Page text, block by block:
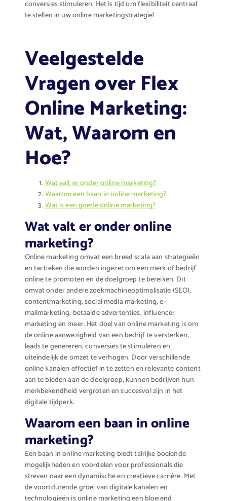
conversies stimuleren. Het is tijd om flexibiliteit centraal
te stellen in uw online marketingstrategie!
Veelgestelde
Vragen over Flex
Online Marketing:
Wat, Waarom en
Hoe?
Wat valt er onder online marketing?
Waarom een baan in online marketing?
Wat is een goede online marketing?
Wat valt er onder online
marketing?
Online marketing omvat een breed scala aan strategieën
en tactieken die worden ingezet om een merk of bedrijf
online te promoten en de doelgroep te bereiken. Dit
omvat onder andere zoekmachineoptimalisatie (SEO),
contentmarketing, social media marketing, e-
mailmarketing, betaalde advertenties, influencer
marketing en meer. Het doel van online marketing is om
de online aanwezigheid van een bedrijf te versterken,
leads te genereren, conversies te stimuleren en
uiteindelijk de omzet te verhogen. Door verschillende
online kanalen effectief in te zetten en relevante content
aan te bieden aan de doelgroep, kunnen bedrijven hun
merkbekendheid vergroten en succesvol zijn in het
digitale tijdperk.
Waarom een baan in online
marketing?
Een baan in online marketing biedt talrijke boeiende
mogelijkheden en voordelen voor professionals die
streven naar een dynamische en creatieve carrière. Met
de voortdurende groei van digitale kanalen en